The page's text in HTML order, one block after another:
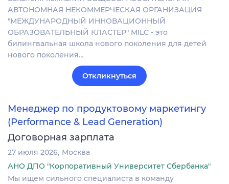
АВТОНОМНАЯ НЕКОММЕРЧЕСКАЯ ОРГАНИЗАЦИЯ
"МЕЖДУНАРОДНЫЙ ИННОВАЦИОННЫЙ
ОБРАЗОВАТЕЛЬНЫЙ КЛАСТЕР" MILC - это
билингвальная школа нового поколения для детей
нового поколения…
Откликнуться
Менеджер по продуктовому маркетингу
(Performance & Lead Generation)
Договорная зарплата
27 июля 2026 Москва
АНО ДПО "Корпоративный Университет Сбербанка"
Мы ищем сильного специалиста в команду